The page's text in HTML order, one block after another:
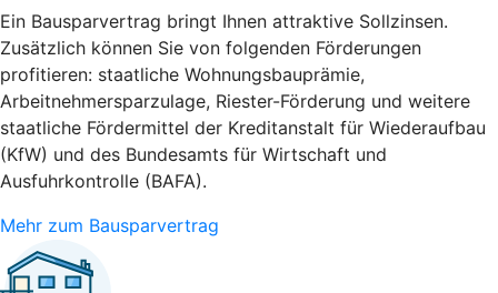
Ein Bausparvertrag bringt Ihnen attraktive Sollzinsen.
Zusätzlich können Sie von folgenden Förderungen
profitieren: staatliche Wohnungsbauprämie,
Arbeitnehmersparzulage, Riester-Förderung und weitere
staatliche Fördermittel der Kreditanstalt für Wiederaufbau
(KfW) und des Bundesamts für Wirtschaft und
Ausfuhrkontrolle (BAFA).
Mehr zum Bausparvertrag